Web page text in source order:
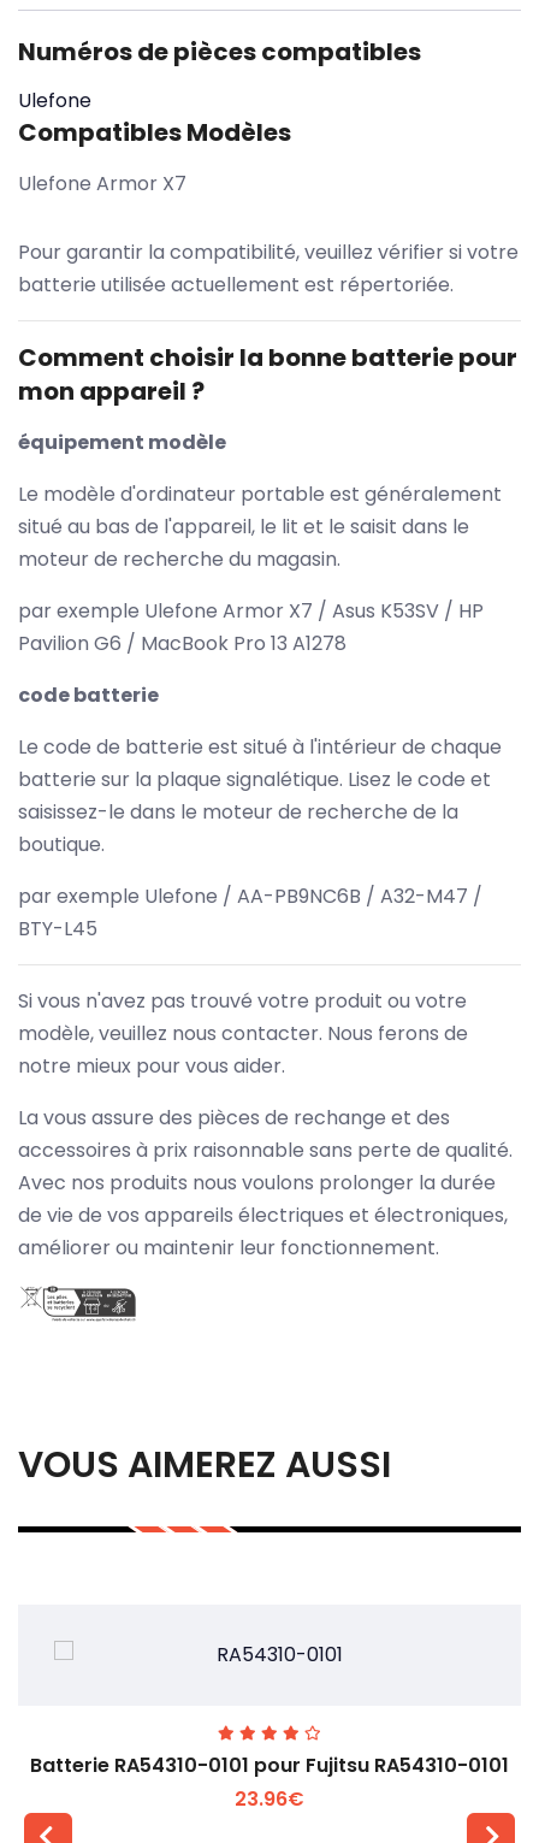
Numéros de pièces compatibles
Ulefone
Compatibles Modèles
Ulefone Armor X7
Pour garantir la compatibilité, veuillez vérifier si votre
batterie utilisée actuellement est répertoriée.
Comment choisir la bonne batterie pour
mon appareil ?
équipement modèle
Le modèle d'ordinateur portable est généralement
situé au bas de l'appareil, le lit et le saisit dans le
moteur de recherche du magasin.
par exemple Ulefone Armor X7 / Asus K53SV / HP
Pavilion G6 / MacBook Pro 13 A1278
code batterie
Le code de batterie est situé à l'intérieur de chaque
batterie sur la plaque signalétique. Lisez le code et
saisissez-le dans le moteur de recherche de la
boutique.
par exemple Ulefone / AA-PB9NC6B / A32-M47 /
BTY-L45
Si vous n'avez pas trouvé votre produit ou votre
modèle, veuillez nous contacter. Nous ferons de
notre mieux pour vous aider.
La vous assure des pièces de rechange et des
accessoires à prix raisonnable sans perte de qualité.
Avec nos produits nous voulons prolonger la durée
de vie de vos appareils électriques et électroniques,
améliorer ou maintenir leur fonctionnement.
VOUS AIMEREZ AUSSI
Batterie RA54310-0101 pour Fujitsu RA54310-0101
23.96€